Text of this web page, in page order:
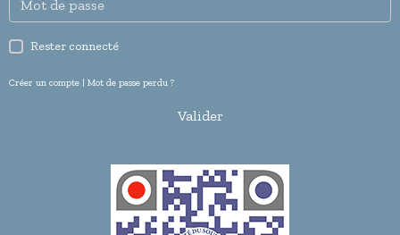
Rester connecté
Créer un compte | Mot de passe perdu ?
Valider